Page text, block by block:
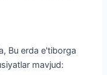
Bu erda e'tiborga
mavjud: